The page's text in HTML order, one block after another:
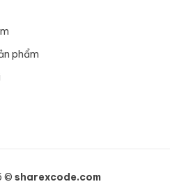
phẩm
© sharexcode.com